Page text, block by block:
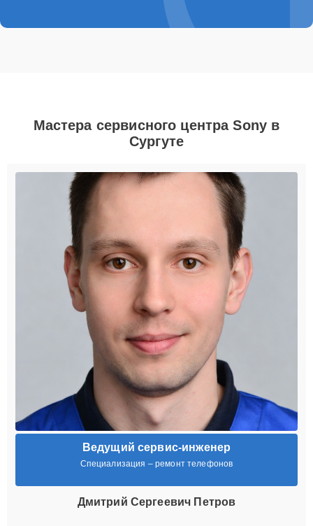
Мастера сервисного центра Sony в
Сургуте
Ведущий сервис-инженер
Специализация – ремонт телефонов
Дмитрий Сергеевич Петров